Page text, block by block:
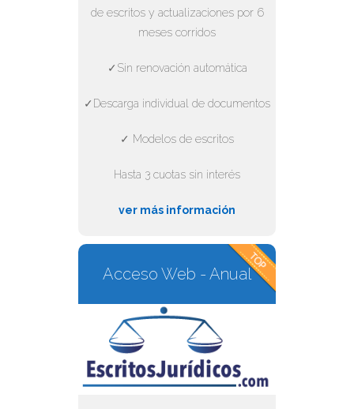
de escritos y actualizaciones por 6
meses corridos
✓Sin renovación automática
✓Descarga individual de documentos
✓ Modelos de escritos
Hasta 3 cuotas sin interés
ver más información
Acceso Web - Anual